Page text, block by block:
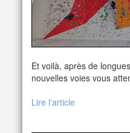
Et voilà, après de
nouvelles voies vous
Lire l'article